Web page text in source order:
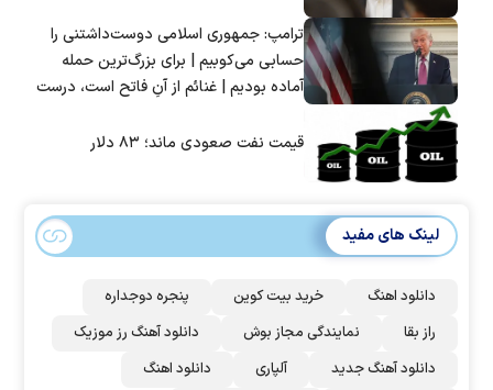
ترامپ: جمهوری اسلامی دوست‌داشتنی را
حسابی می‌کوبیم | برای بزرگ‌ترین حمله
آماده بودیم | غنائم از آنِ فاتح است، درست
قیمت نفت صعودی ماند؛ ۸۳ دلار
لینک های مفید
دانلود اهنگ خرید بیت کوین
پنجره دوجداره
راز بقا
نمایندگی مجاز بوش
دانلود آهنگ رز‌ موزیک
دانلود آهنگ جدید
آلپاری دانلود اهنگ